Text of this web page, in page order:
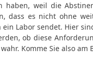
haben, weil die
dass es nicht ohne
ein Labor sendet. Hier
ob diese
Komme Sie also am